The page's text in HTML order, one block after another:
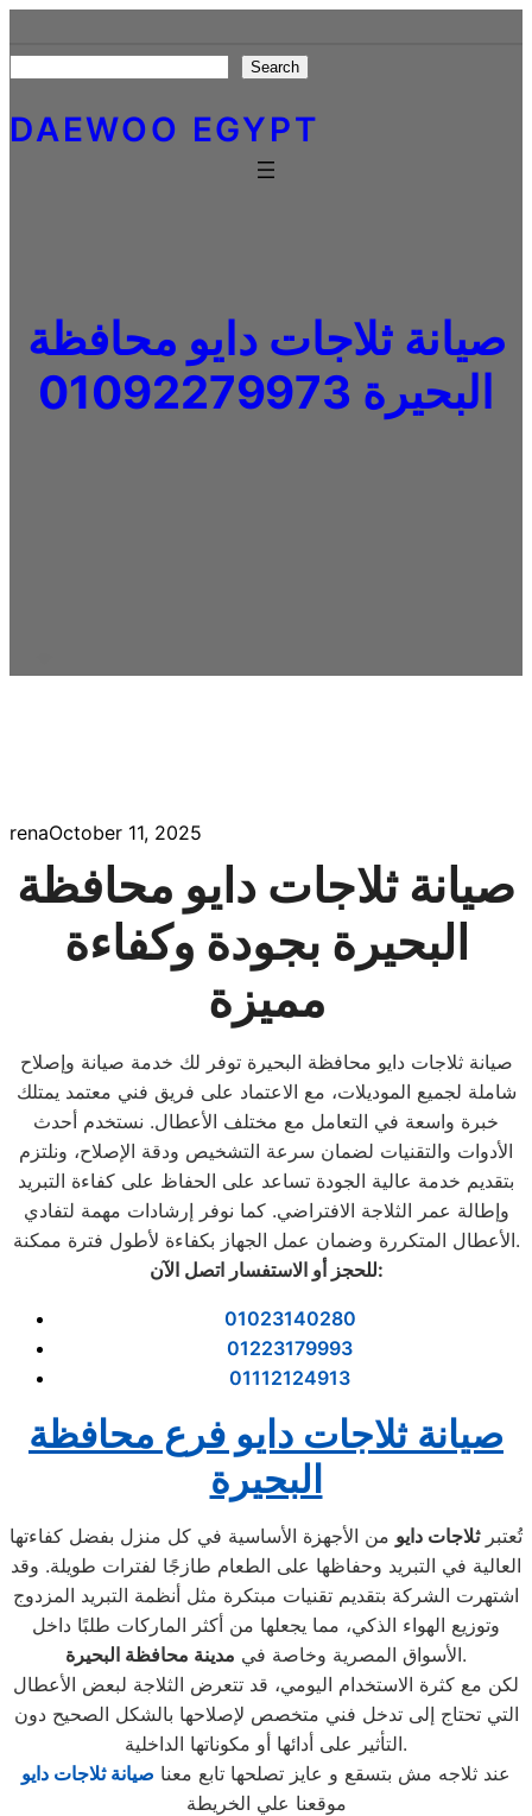
to
content
Search
DAEWOO EGYPT
صيانة ثلاجات دايو محافظة
البحيرة 01092279973
renaOctober 11, 2025
صيانة ثلاجات دايو محافظة
البحيرة بجودة وكفاءة
مميزة
صيانة ثلاجات دايو محافظة البحيرة توفر لك خدمة صيانة وإصلاح
شاملة لجميع الموديلات، مع الاعتماد على فريق فني معتمد يمتلك
خبرة واسعة في التعامل مع مختلف الأعطال. نستخدم أحدث
الأدوات والتقنيات لضمان سرعة التشخيص ودقة الإصلاح، ونلتزم
بتقديم خدمة عالية الجودة تساعد على الحفاظ على كفاءة التبريد
وإطالة عمر الثلاجة الافتراضي. كما نوفر إرشادات مهمة لتفادي
الأعطال المتكررة وضمان عمل الجهاز بكفاءة لأطول فترة ممكنة.
للحجز أو الاستفسار اتصل الآن:
01023140280
01223179993
01112124913
صيانة ثلاجات دايو فرع محافظة
البحيرة
تُعتبرثلاجات دايو من الأجهزة الأساسية في كل منزل بفضل كفاءتها
العالية في التبريد وحفاظها على الطعام طازجًا لفترات طويلة. وقد
اشتهرت الشركة بتقديم تقنيات مبتكرة مثل أنظمة التبريد المزدوج
وتوزيع الهواء الذكي، مما يجعلها من أكثر الماركات طلبًا داخل
الأسواق المصرية وخاصة في مدينة محافظة البحيرة
.
لكن مع كثرة الاستخدام اليومي، قد تتعرض الثلاجة لبعض الأعطال
التي تحتاج إلى تدخل فني متخصص لإصلاحها بالشكل الصحيح دون
التأثير على أدائها أو مكوناتها الداخلية.
عند ثلاجه مش بتسقع و عايز تصلحها تابع معنا صيانة ثلاجات دايو
موقعنا علي الخريطة